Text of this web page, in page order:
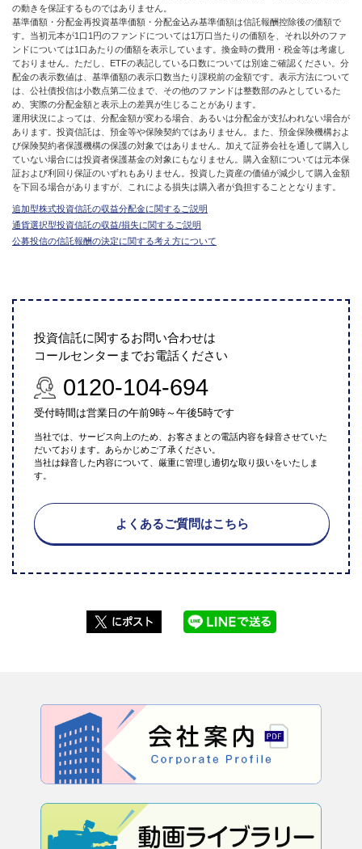
の動きを保証するものではありません。
基準価額・分配金再投資基準価額・分配金込み基準価額は信託報酬控除後の価額で
す。当初元本が1口1円のファンドについては1万口当たりの価額を、それ以外のファ
ンドについては1口あたりの価額を表示しています。換金時の費用・税金等は考慮し
ておりません。ただし、ETFの表記している口数については別途ご確認ください。分
配金の表示数値は、基準価額の表示口数当たり課税前の金額です。表示方法について
は、公社債投信は小数点第二位まで、その他のファンドは整数部のみとしているた
め、実際の分配金額と表示上の差異が生じることがあります。
運用状況によっては、分配金額が変わる場合、あるいは分配金が支払われない場合が
あります。投資信託は、預金等や保険契約ではありません。また、預金保険機構およ
び保険契約者保護機構の保護の対象ではありません。加えて証券会社を通して購入し
ていない場合には投資者保護基金の対象にもなりません。購入金額については元本保
証および利回り保証のいずれもありません。投資した資産の価値が減少して購入金額
を下回る場合がありますが、これによる損失は購入者が負担することとなります。
追加型株式投資信託の収益分配金に関するご説明
通貨選択型投資信託の収益/損失に関するご説明
公募投信の信託報酬の決定に関する考え方について
投資信託に関するお問い合わせは
コールセンターまでお電話ください
0120-104-694
受付時間は営業日の午前9時～午後5時です
当社では、サービス向上のため、お客さまとの電話内容を録音させていた
だいております。あらかじめご了承ください。
当社は録音した内容について、厳重に管理し適切な取り扱いをいたしま
す。
よくあるご質問はこちら